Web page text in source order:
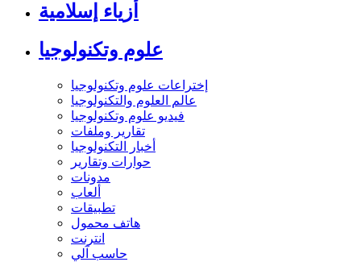
أزياء إسلامية
علوم وتكنولوجيا
إختراعات علوم وتكنولوجيا
عالم العلوم والتكنولوجيا
فيديو علوم وتكنولوجيا
تقارير وملفات
أخبار التكنولوجيا
حوارات وتقارير
مدونات
ألعاب
تطبيقات
هاتف محمول
انترنت
حاسب آلي